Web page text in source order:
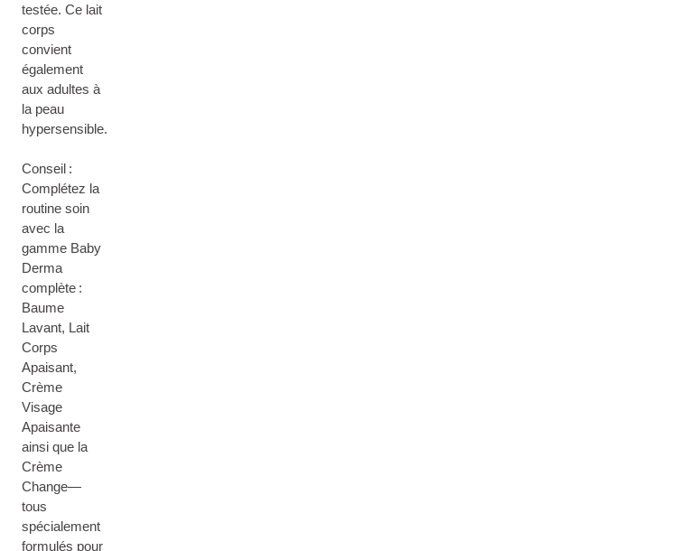
testée. Ce lait
corps
convient
également
aux adultes à
la peau
hypersensible.
Conseil :
Complétez la
routine soin
avec la
gamme Baby
Derma
complète :
Baume
Lavant, Lait
Corps
Apaisant,
Crème
Visage
Apaisante
ainsi que la
Crème
Change—
tous
spécialement
formulés pour